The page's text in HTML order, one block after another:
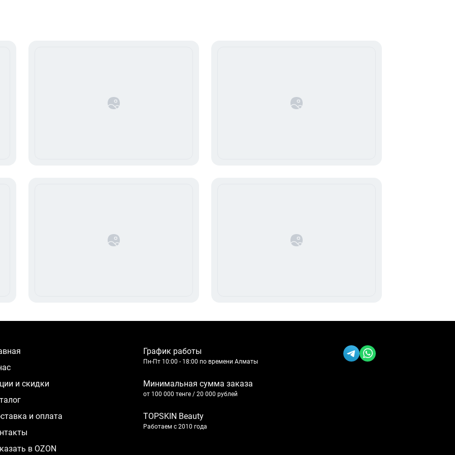
нас
и скидки
и оплата
в OZON
График работы
Пн-Пт 10:00 - 18:00 по времени Алматы
Минимальная сумма заказа
от 100 000 тенге / 20 000 рублей
TOPSKIN Beauty
Работаем с 2010 года